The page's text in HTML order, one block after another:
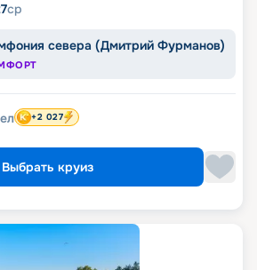
ср
севера (Дмитрий Фурманов)
+2 027
Выбрать круиз